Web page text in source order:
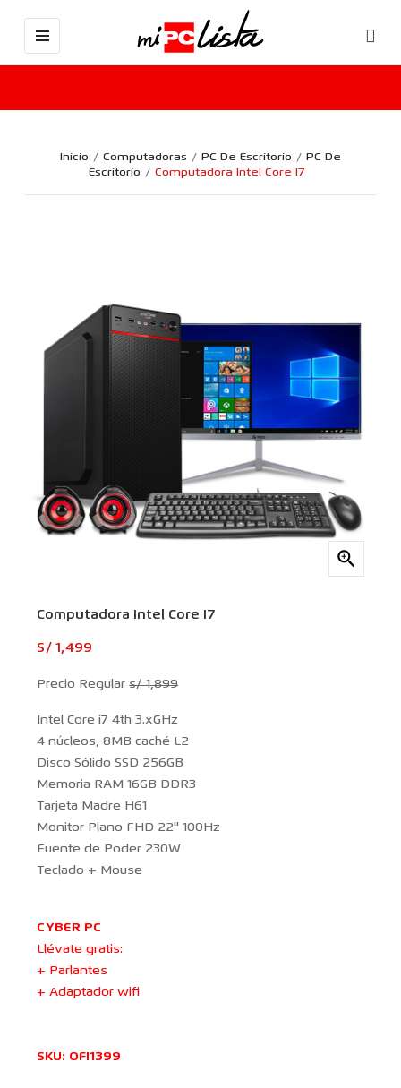
Inicio Computadoras PC De Escritorio
PC De
Escritorio
Computadora Intel Core I7

Computadora Intel Core I7
S/ 1,499
Precio Regulars/ 1,899
Intel Core i7 4th 3.xGHz
4 núcleos, 8MB caché L2
Disco Sólido SSD 256GB
Memoria RAM 16GB DDR3
Tarjeta Madre H61
Monitor Plano FHD 22'' 100Hz
Fuente de Poder 230W
Teclado + Mouse
CYBER PC
Llévate gratis:
+ Parlantes
+ Adaptador wifi
SKU: OFI1399